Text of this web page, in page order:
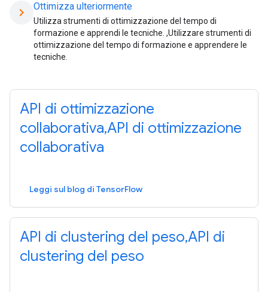
chevron_right Ottimizza ulteriormente
Utilizza strumenti di ottimizzazione del tempo di
formazione e apprendi le tecniche. ,Utilizzare strumenti di
ottimizzazione del tempo di formazione e apprendere le
tecniche.
API di ottimizzazione
collaborativa,API di ottimizzazione
collaborativa
Leggi sul blog di TensorFlow
API di clustering del peso,API di
clustering del peso